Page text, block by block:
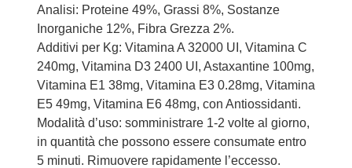
Analisi: Proteine ​​49%, Grassi 8%, Sostanze
Inorganiche 12%, Fibra Grezza 2%.
Additivi per Kg: Vitamina A 32000 UI, Vitamina C
240mg, Vitamina D3 2400 UI, Astaxantine 100mg,
Vitamina E1 38mg, Vitamina E3 0.28mg, Vitamina
E5 49mg, Vitamina E6 48mg, con Antiossidanti.
Modalità d’uso: somministrare 1-2 volte al giorno,
in quantità che possono essere consumate entro
5 minuti. Rimuovere rapidamente l’eccesso.